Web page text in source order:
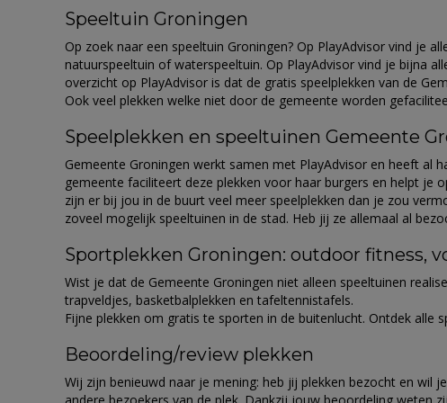
Speeltuin Groningen
Op zoek naar een speeltuin Groningen? Op PlayAdvisor vind je
natuurspeeltuin of waterspeeltuin. Op PlayAdvisor vind je bijna
overzicht op PlayAdvisor is dat de gratis speelplekken van de
Ook veel plekken welke niet door de gemeente worden
Speelplekken en speeltuinen Gemeente
Gemeente Groningen werkt samen met PlayAdvisor en heeft al
gemeente faciliteert deze plekken voor haar burgers en helpt je
zijn er bij jou in de buurt veel meer speelplekken dan je zou
zoveel mogelijk speeltuinen in de stad. Heb jij ze allemaal al
Sportplekken Groningen: outdoor fitness,
Wist je dat de Gemeente Groningen niet alleen speeltuinen
trapveldjes, basketbalplekken en tafeltennistafels.
Fijne plekken om gratis te sporten in de buitenlucht. Ontdek
Beoordeling/review plekken
Wij zijn benieuwd naar je mening: heb jij plekken bezocht en wil